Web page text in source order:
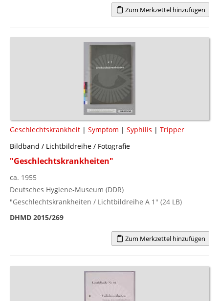
Zum Merkzettel hinzufügen
Geschlechtskrankheit | Symptom | Syphilis | Tripper
Bildband / Lichtbildreihe / Fotografie
"Geschlechtskrankheiten"
ca. 1955
Deutsches Hygiene-Museum (DDR)
"Geschlechtskrankheiten / Lichtbildreihe A 1" (24 LB)
DHMD 2015/269
Zum Merkzettel hinzufügen